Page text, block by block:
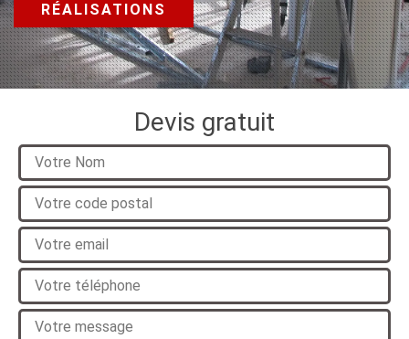
RÉALISATIONS
Devis gratuit